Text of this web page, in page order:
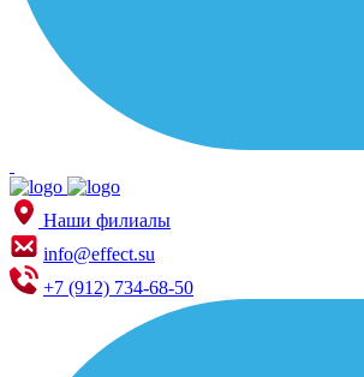
Наши филиалы
info@effect.su
+7 (912) 734-68-50